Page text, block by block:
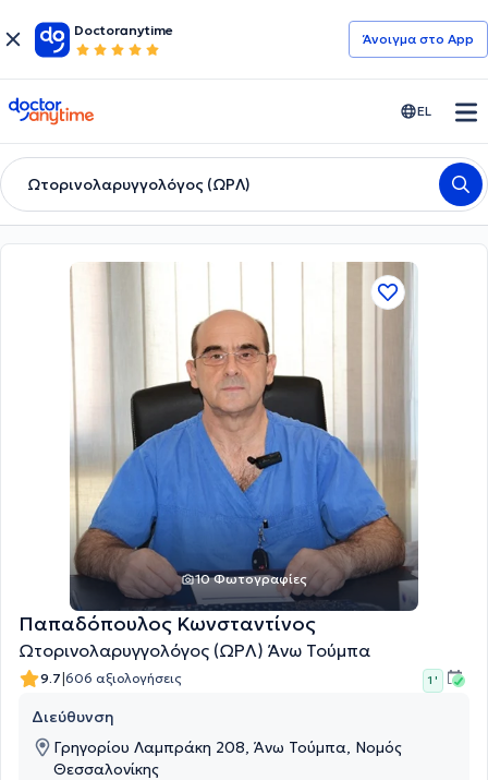
Doctoranytime
Άνοιγμα στο App
doctoranytime EL
Ωτορινολαρυγγολόγος (ΩΡΛ)
10 Φωτογραφίες
Παπαδόπουλος Κωνσταντίνος
Ωτορινολαρυγγολόγος (ΩΡΛ) Άνω Τούμπα
9.7|606 αξιολογήσεις 1 '
Διεύθυνση
Γρηγορίου Λαμπράκη 208, Άνω Τούμπα, Νομός
Θεσσαλονίκης